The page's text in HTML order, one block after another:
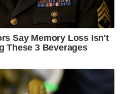
Say Memory Loss Isn't
These 3 Beverages